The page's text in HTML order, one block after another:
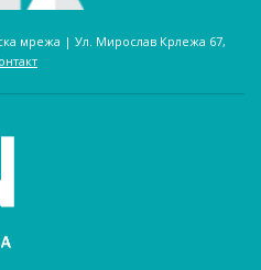
мрежа | Ул. Мирослав Крлежа 67,